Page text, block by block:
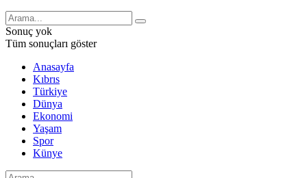
Sonuç yok
Tüm sonuçları göster
Anasayfa
Kıbrıs
Türkiye
Dünya
Ekonomi
Yaşam
Spor
Künye